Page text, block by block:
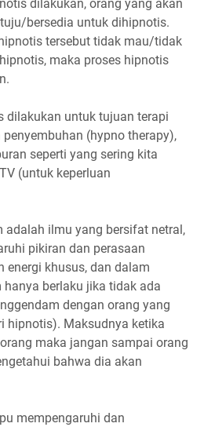
dilakukan, orang yang akan
bersedia untuk dihipnotis.
tersebut tidak mau/tidak
maka proses hipnotis
dilakukan untuk tujuan terapi
(hypno therapy),
seperti yang sering kita
(untuk keperluan
adalah ilmu yang bersifat netral,
pikiran dan perasaan
energi khusus, dan dalam
berlaku jika tidak ada
dengan orang yang
hipnotis). Maksudnya ketika
maka jangan sampai orang
bahwa dia akan
mempengaruhi dan